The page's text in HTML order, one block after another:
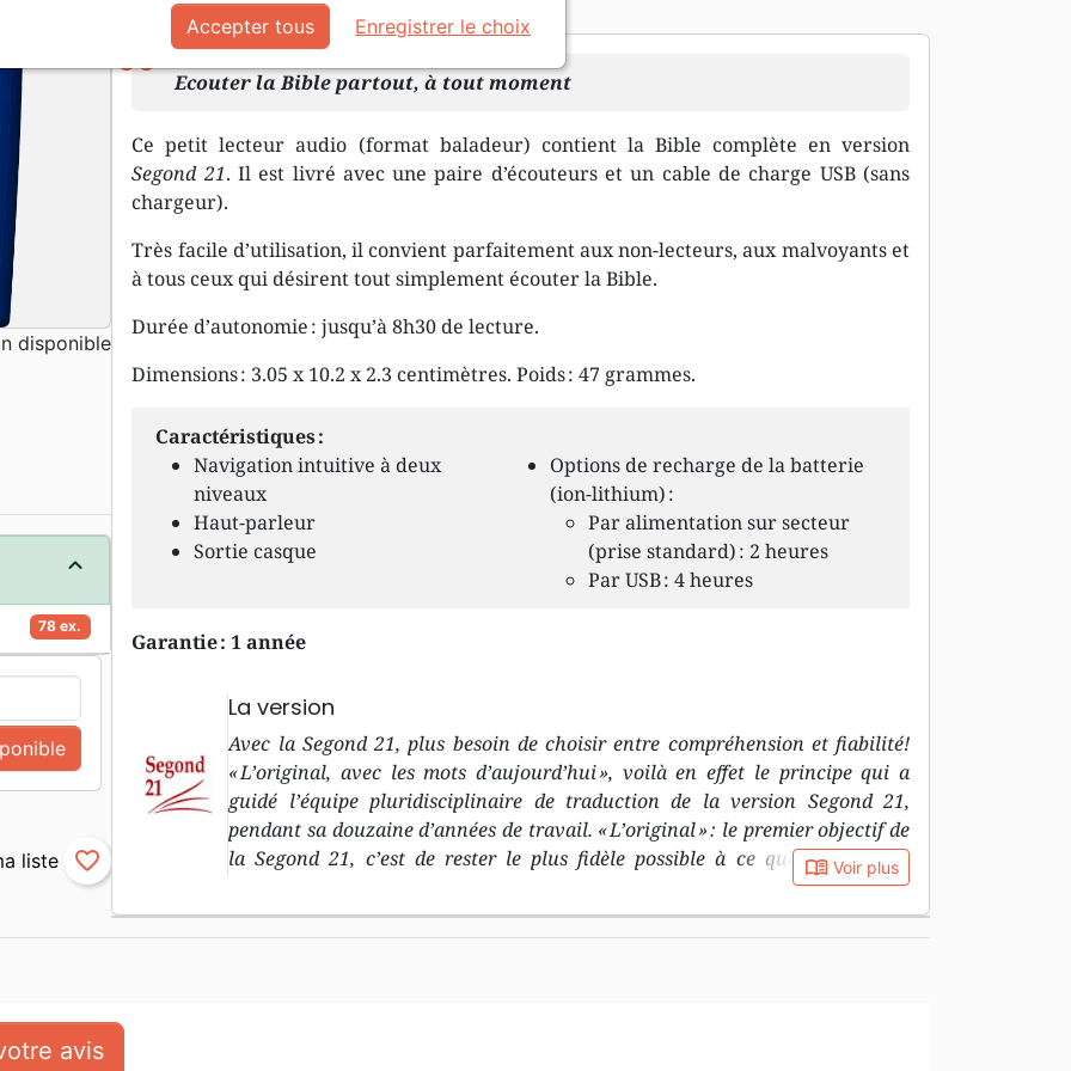
Description Détails du produit
Ecouter la Bible partout, à tout moment
Ce petit lecteur audio (format baladeur) contient la Bible complète en version
Segond 21. Il est livré avec une paire d’écouteurs et un cable de charge USB (sans
chargeur).
Très facile d’utilisation, il convient parfaitement aux non-lecteurs, aux malvoyants et
à tous ceux qui désirent tout simplement écouter la Bible.
Durée d’autonomie : jusqu’à 8h30 de lecture.
Dimensions : 3.05 x 10.2 x 2.3 centimètres. Poids : 47 grammes.
Caractéristiques :
Navigation intuitive à deux
niveaux
Haut-parleur
Sortie casque
Options de recharge de la batterie
(ion-lithium) :
Par alimentation sur secteur
(prise standard) : 2 heures
Par USB : 4 heures
Garantie : 1 année
La version
Avec la Segond 21, plus besoin de choisir entre compréhension et fiabilité!
« L’original, avec les mots d’aujourd’hui », voilà en effet le principe qui a
guidé l’équipe pluridisciplinaire de traduction de la version Segond 21,
pendant sa douzaine d’années de travail. « L’original » : le premier objectif de
la Segond 21, c’est de rester le plus fidèle possible à ce que dit le texte
biblique dans les langues originales, c’est-à-dire l’hébreu et l’araméen pour
l’Ancien Testament, et le grec pour le Nouveau Testament. « Avec les mots
d’aujourd’hu i» : le deuxième objectif de la Segond 21, c’est de recourir à un
book_open Voir plus
disponible
78 ex.
favorite_border
avis
Accepter tous Enregistrer le choix